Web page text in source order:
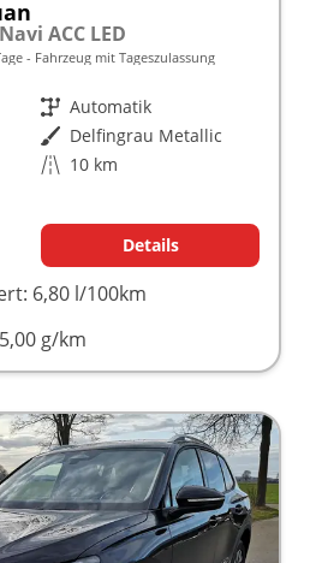
ACC LED
Fahrzeug mit Tageszulassung
Getriebe Automatik
Außenfarbe Delfingrau Metallic
Kilometerstand 10 km
Details
6,80 l/100km
g/km